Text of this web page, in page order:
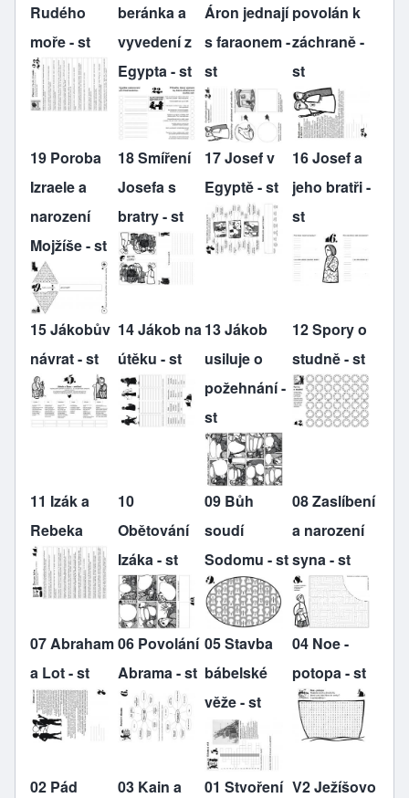
Rudého
moře - st
beránka a
vyvedení z
Egypta - st
Áron jednají
s faraonem -
st
povolán k
záchraně -
st
19 Poroba
Izraele a
narození
Mojžíše - st
18 Smíření
Josefa s
bratry - st
17 Josef v
Egyptě - st
16 Josef a
jeho bratři -
st
15 Jákobův
návrat - st
14 Jákob na
útěku - st
13 Jákob
usiluje o
požehnání -
st
12 Spory o
studně - st
11 Izák a
Rebeka
10
Obětování
Izáka - st
09 Bůh
soudí
Sodomu - st
08 Zaslíbení
a narození
syna - st
07 Abraham
a Lot - st
06 Povolání
Abrama - st
05 Stavba
bábelské
věže - st
04 Noe -
potopa - st
02 Pád
03 Kain a
01 Stvoření V2 Ježíšovo